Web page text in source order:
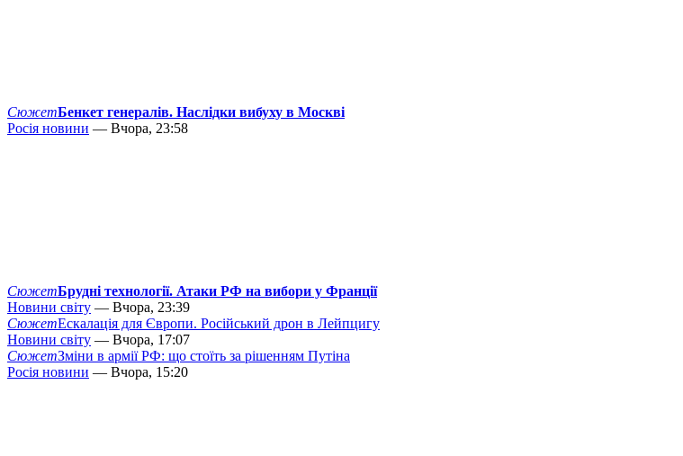
СюжетБенкет генералів. Наслідки вибуху в Москві
Росія новини — Вчора, 23:58
СюжетБрудні технології. Атаки РФ на вибори у Франції
Новини світу — Вчора, 23:39
СюжетЕскалація для Європи. Російський дрон в Лейпцигу
Новини світу — Вчора, 17:07
СюжетЗміни в армії РФ: що стоїть за рішенням Путіна
Росія новини — Вчора, 15:20